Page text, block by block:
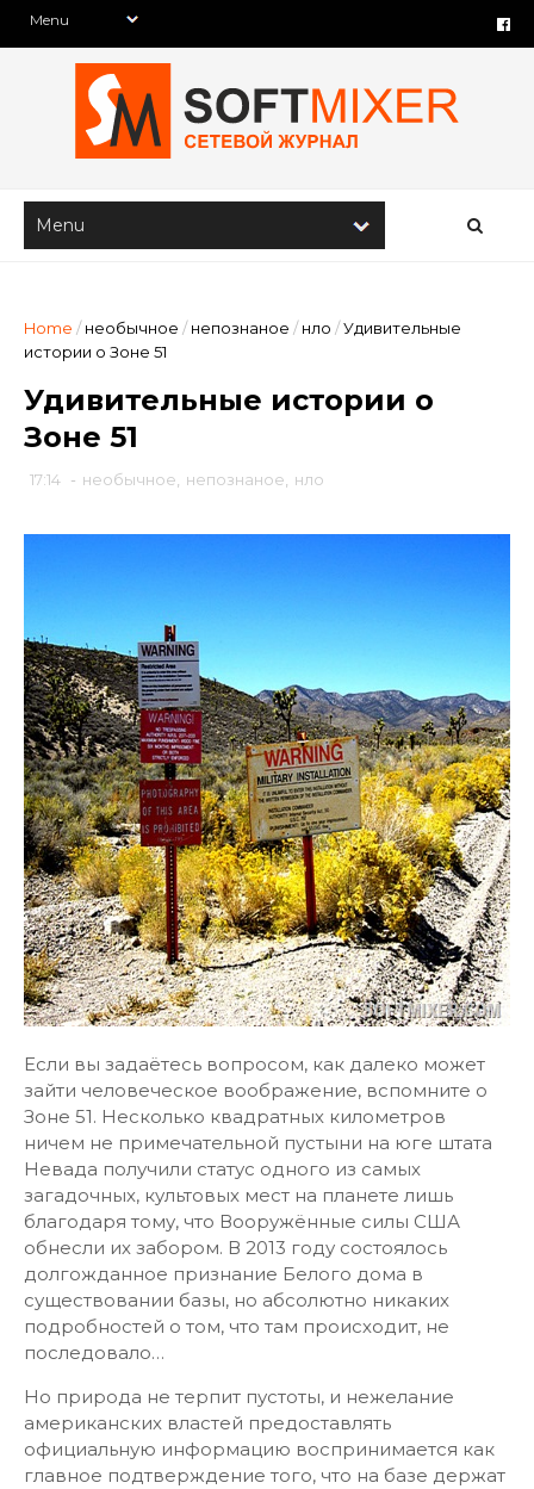
Home / необычное / непознаное / нло /Удивительные
истории о Зоне 51
Удивительные истории о
Зоне 51
17:14 - необычное непознаное нло
Если вы задаётесь вопросом, как далеко может
зайти человеческое воображение, вспомните о
Зоне 51. Несколько квадратных километров
ничем не примечательной пустыни на юге штата
Невада получили статус одного из самых
загадочных, культовых мест на планете лишь
благодаря тому, что Вооружённые силы США
обнесли их забором. В 2013 году состоялось
долгожданное признание Белого дома в
существовании базы, но абсолютно никаких
подробностей о том, что там происходит, не
последовало…
Но природа не терпит пустоты, и нежелание
американских властей предоставлять
официальную информацию воспринимается как
главное подтверждение того, что на базе держат